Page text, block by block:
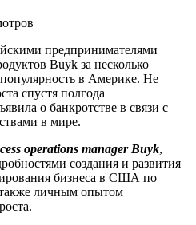
предпринимателями
Buyk за несколько
в Америке. Не
спустя полгода
о банкротстве в связи с
в мире.
operations manager Buyk,
создания и развития
бизнеса в США по
личным опытом